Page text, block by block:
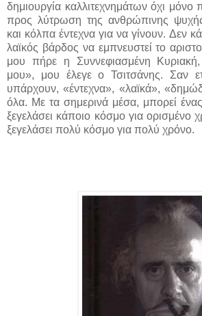
δημιουργία καλλιτεχνημάτων όχι μόνο
προς λύτρωση της ανθρώπινης ψυχής
και κόλπα έντεχνα για να γίνουν. Δεν
λαϊκός βάρδος να εμπνευστεί το
μου πήρε η Συννεφιασμένη
μου», μου έλεγε ο Τσιτσάνης. Σαν
υπάρχουν, «έντεχνα», «λαϊκά»,
όλα. Με τα σημερινά μέσα, μπορεί
ξεγελάσει κάποιο κόσμο για ορισμένο
ξεγελάσει πολύ κόσμο για πολύ χρόνο.